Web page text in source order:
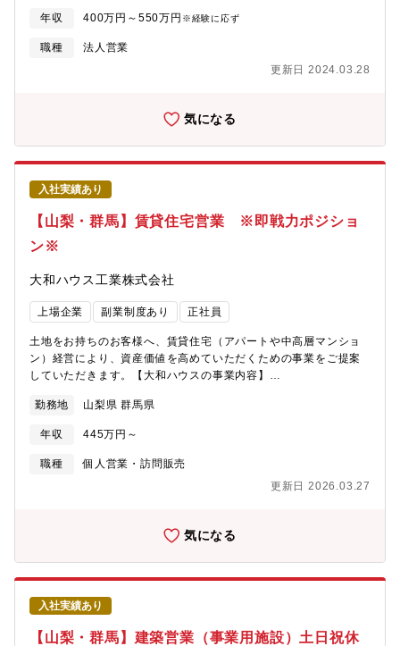
宅設備や建材 等（ユニットバス・システムキッチンなどの住宅
設備、ドアや床材などの建材【設備部門】お客様はサブコン様な
どです。取扱商材：空調・給排水設備・電設資材など（商業施設
年収 400万円～550万円 ※経験に応ず
職種
法人営業
更新日 2024.03.28
気になる
入社実績あり
【山梨・群馬】賃貸住宅営業 ※即戦力ポジショ
ン※
大和ハウス工業株式会社
上場企業 副業制度あり 正社員
土地をお持ちのお客様へ、賃貸住宅（アパートや中高層マンショ
ン）経営により、資産価値を高めていただくための事業をご提案
していただきます。【大和ハウスの事業内容】
ハウスの採用ページ】～大和ハウスについてや働く環境などの記
載があります～
https://www.daiwahouse.co.jp/recruit/index.html?
page=from_header～キャリア採用ページ～
https://www.daiwahouse.co.jp/recruit/freshers/index.html■働く
https://www.daiwahouse.co.jp/recruit/person/index.html
勤務地 山梨県 群馬県
年収 445万円～
職種
個人営業・訪問販売
更新日 2026.03.27
気になる
入社実績あり
【山梨・群馬】建築営業（事業用施設）土日祝休